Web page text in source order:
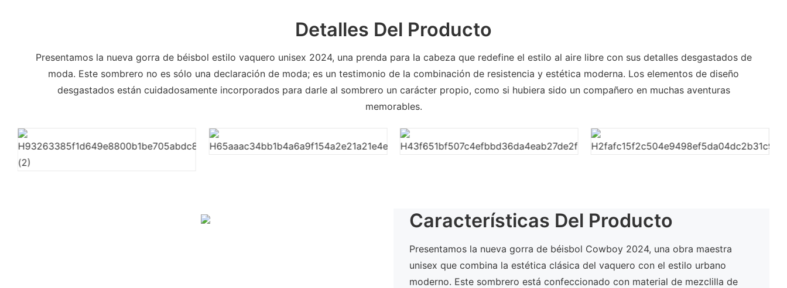
Detalles Del Producto
Presentamos la nueva gorra de béisbol estilo vaquero unisex 2024, una prenda para la cabeza que redefine el estilo al aire libre con sus detalles desgastados de
moda. Este sombrero no es sólo una declaración de moda; es un testimonio de la combinación de resistencia y estética moderna. Los elementos de diseño
desgastados están cuidadosamente incorporados para darle al sombrero un carácter propio, como si hubiera sido un compañero en muchas aventuras
memorables.
Características Del Producto
Presentamos la nueva gorra de béisbol Cowboy 2024, una obra maestra
unisex que combina la estética clásica del vaquero con el estilo urbano
moderno. Este sombrero está confeccionado con material de mezclilla de